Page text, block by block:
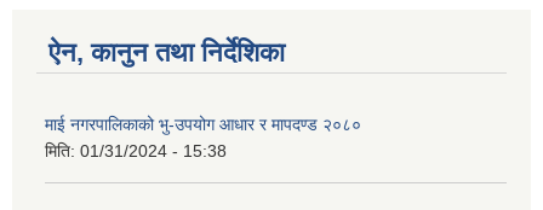
ऐन, कानुन तथा निर्देशिका
माई नगरपालिकाको भु-उपयोग आधार र मापदण्ड २०८०
मिति: 01/31/2024 - 15:38